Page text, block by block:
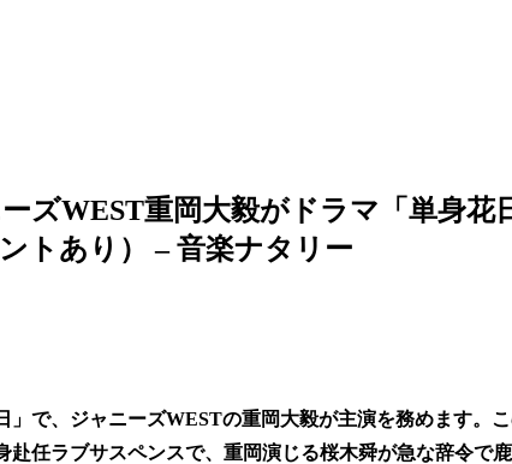
ズWEST重岡大毅がドラマ「単身花
トあり） – 音楽ナタリー
」で、ジャニーズWESTの重岡大毅が主演を務めます。
任ラブサスペンスで、重岡演じる桜木舜が急な辞令で